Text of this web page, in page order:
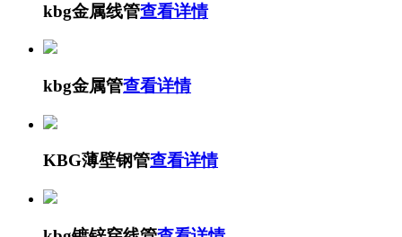
kbg金属线管查看详情
kbg金属管查看详情
KBG薄壁钢管查看详情